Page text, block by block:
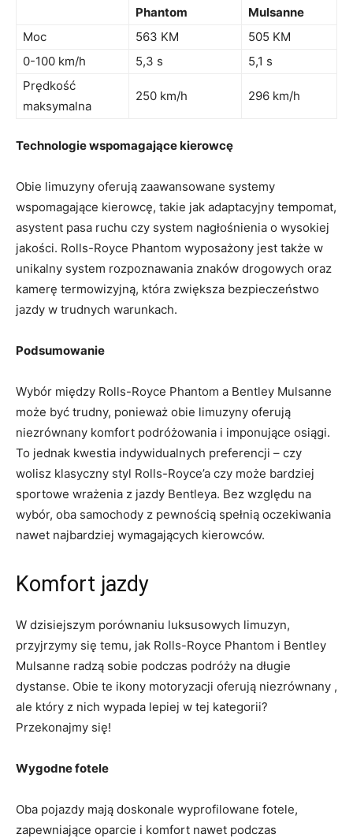
Phantom
Mulsanne
Moc
563 KM
505 ‍KM
0-100 km/h
5,3 s
5,1 s
Prędkość
maksymalna
250 km/h 296 km/h
Technologie wspomagające kierowcę
Obie limuzyny oferują zaawansowane systemy
⁣wspomagające kierowcę, takie jak ‌adaptacyjny tempomat,
asystent pasa ruchu czy system nagłośnienia o wysokiej
jakości. Rolls-Royce Phantom wyposażony jest także w
unikalny system rozpoznawania znaków drogowych oraz
kamerę termowizyjną,‌ która zwiększa bezpieczeństwo
jazdy w trudnych warunkach.
Podsumowanie
Wybór między Rolls-Royce Phantom ‍a Bentley‍ Mulsanne
może być trudny, ponieważ obie limuzyny oferują
niezrównany ​komfort podróżowania i imponujące osiągi.
To jednak kwestia ​indywidualnych preferencji – czy
wolisz klasyczny ​styl Rolls-Royce’a czy może bardziej
sportowe wrażenia z jazdy Bentleya. ‍Bez względu na
wybór, oba⁣ samochody z pewnością⁣ spełnią oczekiwania
‌nawet najbardziej wymagających kierowców.
Komfort jazdy
W dzisiejszym porównaniu luksusowych limuzyn,
przyjrzymy się temu, jak Rolls-Royce Phantom i Bentley
Mulsanne radzą sobie podczas⁤ podróży na długie
dystanse. Obie te ikony⁢ motoryzacji oferują niezrównany ,
ale który z nich wypada lepiej ​w tej kategorii?
Przekonajmy się!
Wygodne fotele
Oba pojazdy mają doskonale wyprofilowane fotele,
zapewniające​ oparcie i komfort nawet podczas